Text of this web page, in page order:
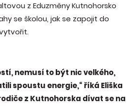
z Eduzměny Kutnohorsko
se školou, jak se zapojit do
nemusí to být nic velkého,
spoustu energie,“ říká Eliška
z Kutnohorska dívat se na